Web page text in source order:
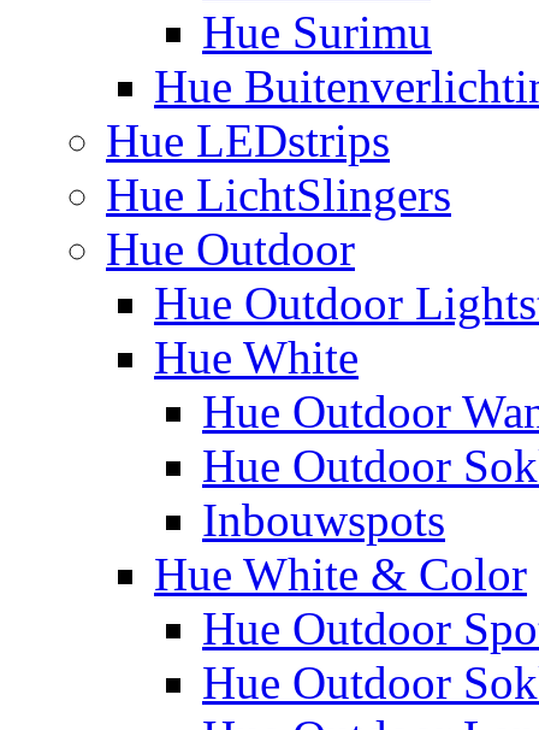
Hue Surimu
Hue
Hue LEDstrips
Hue LichtSlingers
Hue Outdoor
Hue Outdoor
Hue White
Hue Outdoor
Hue Outdoor
Inbouwspots
Hue White & Color
Hue Outdoor
Hue Outdoor